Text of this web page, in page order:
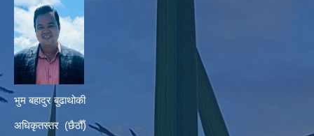
भुम बहादुर बुढाथोकी
अधिकृतस्तर (छैठौँ)